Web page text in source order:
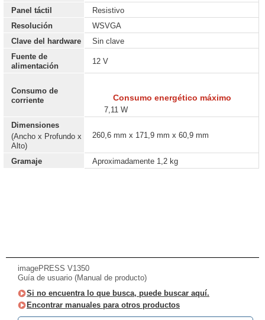
Panel táctil
Resistivo
Resolución
WSVGA
Clave del hardware
Sin clave
Fuente de
alimentación
12 V
Consumo de
corriente
Consumo energético máximo
7,11 W
Dimensiones
(Ancho x Profundo x
Alto)
260,6 mm x 171,9 mm x 60,9 mm
Gramaje Aproximadamente 1,2 kg
imagePRESS V1350
Guía de usuario (Manual de producto)
Si no encuentra lo que busca, puede buscar aquí.
Encontrar manuales para otros productos